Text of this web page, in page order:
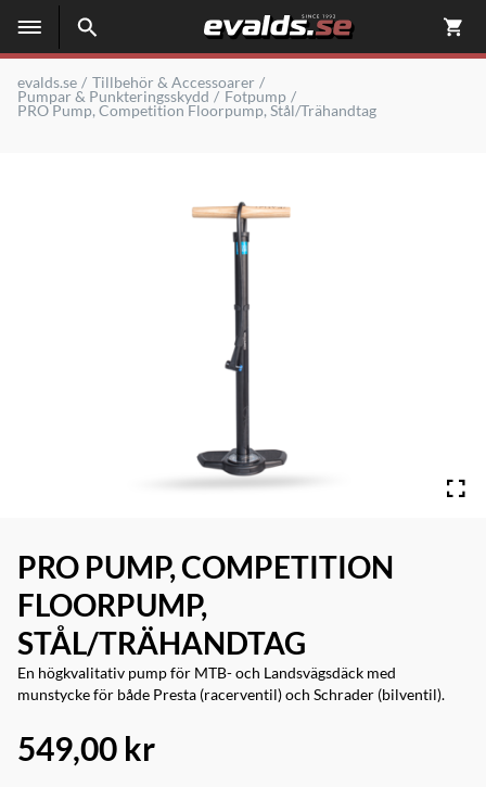
evalds.se
Tillbehör & Accessoarer
Pumpar & Punkteringsskydd
Fotpump
PRO Pump, Competition Floorpump, Stål/Trähandtag
PRO PUMP, COMPETITION
FLOORPUMP,
STÅL/TRÄHANDTAG
En högkvalitativ pump för MTB- och Landsvägsdäck med
munstycke för både Presta (racerventil) och Schrader (bilventil).
549,00 kr